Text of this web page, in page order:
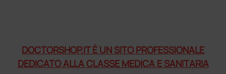
DOCTORSHOP.IT È UN SITO PROFESSIONALE
DEDICATO ALLA CLASSE MEDICA E SANITARIA